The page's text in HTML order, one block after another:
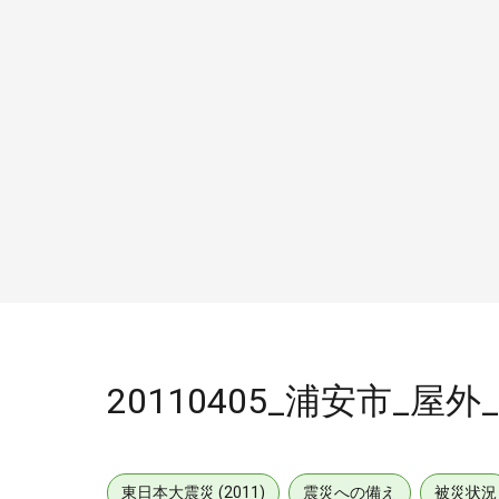
20110405_浦安市_屋外
東日本大震災 (2011) 震災への備え 被災状況